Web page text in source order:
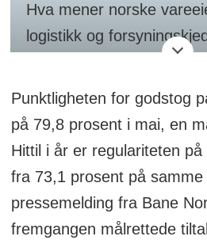
Hva mener norske
logistikk og
gjennomført av Logistikk
Tidsskriftet Logistikk.
Undersøkelsen bygger
norske vareeiere innen
bransjesegmenter. De
Punktligheten for godstog
på 79,8 prosent i mai, en
Hittil i år er regulariteten
fra 73,1 prosent på
pressemelding fra Bane
fremgangen målrettede